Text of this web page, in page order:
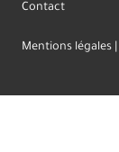
Contact
Mentions légales